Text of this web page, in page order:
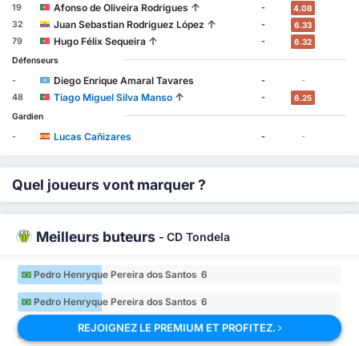
19 Afonso de Oliveira Rodrigues ↑ - 4.08
32 Juan Sebastian Rodríguez López ↑ - 6.33
79 Hugo Félix Sequeira ↑ - 6.32
Défenseurs
-
Diego Enrique Amaral Tavares -
-
48
Tiago Miguel Silva Manso ↑ - 6.25
Gardien
-
Lucas Cañizares - -
Quel joueurs vont marquer ?
Meilleurs buteurs - CD Tondela
Pedro Henryque Pereira dos Santos 6
Pedro Henryque Pereira dos Santos 6
Rony Lopes 4REJOIGNEZ LE PREMIUM ET PROFITEZ.